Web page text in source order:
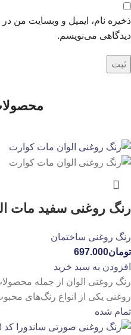
ذخیره نام، ایمیل و وبسایت من
دیدگاهی می‌نویسم.
رنگ روغنی سفید مات
رنگ روغنی ساختمان
تومان697.000
افزودن به سبد خرید
رنگ روغنی الوان از جمله
روغنی یکی از انواع رنگ‌های
تمام شده